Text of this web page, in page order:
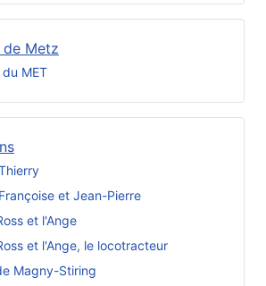
de Metz
MET
et Jean-Pierre
et l'Ange
et l'Ange, le locotracteur
Magny-Stiring